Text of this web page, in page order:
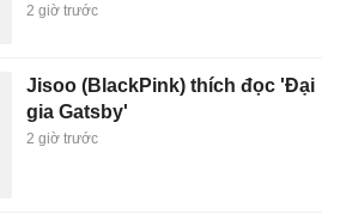
2 giờ trước
Jisoo (BlackPink) thích đọc 'Đại
gia Gatsby'
2 giờ trước